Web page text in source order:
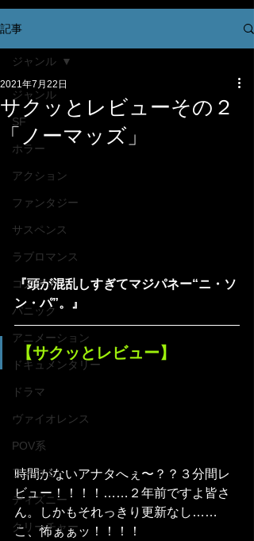
記事
ジャンル
SF
ホラー
アクション
ファンタジー
サスペンス
ラブロマンス
コメディ
パニック
アニメーション
ドキュメンタリー
ドラマ
ヴァイオレンス
POV系
アメコミ
ディズニー
クリーチャー
ジャンル
サクッとレビューその２
「ノーマッズ」
2021年7月22日
『頭が混乱しすぎてマジパネー“ニ・ソ
ン・パ”。』
【サクッとレビュー】
時間がないアナタへぇ〜？？３分間レ
ビュー！！！！……２年前ですよ皆さ
ん。しかもそれっきり更新なし……
こ、怖ぁぁッ！！！！